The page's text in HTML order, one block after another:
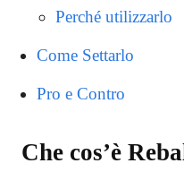
Perché utilizzarlo
Come Settarlo
Pro e Contro
Che cos’è